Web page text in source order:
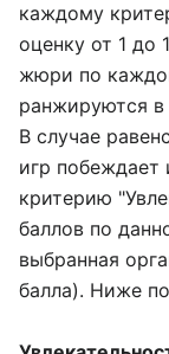
каждому
оценку от 1 до
жюри по
ранжируются в
В случае
игр побеждает
критерию
баллов по
выбранная
балла). Ниже